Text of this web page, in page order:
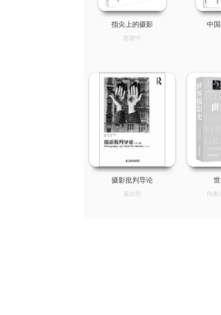
指尖上的摄影
陈建中
中
摄影批判导论
葳尔丝 内奥